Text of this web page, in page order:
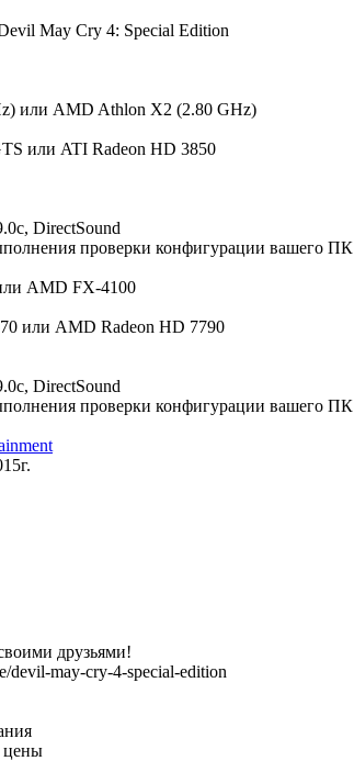
May Cry 4: Special Edition
или AMD Athlon X2 (2.80 GHz)
или ATI Radeon HD 3850
DirectSound
проверки конфигурации вашего ПК
AMD FX-4100
или AMD Radeon HD 7790
DirectSound
проверки конфигурации вашего ПК
друзьями!
devil-may-cry-4-special-edition
цены